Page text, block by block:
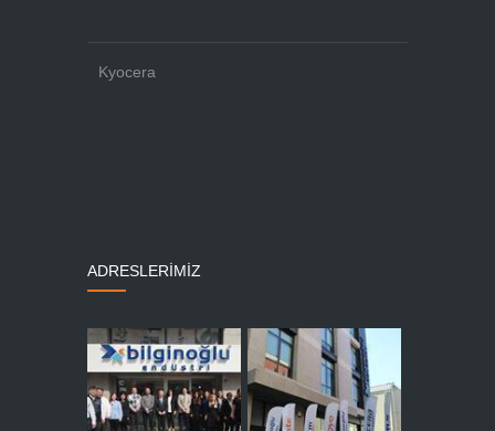
Kyocera
ADRESLERİMİZ